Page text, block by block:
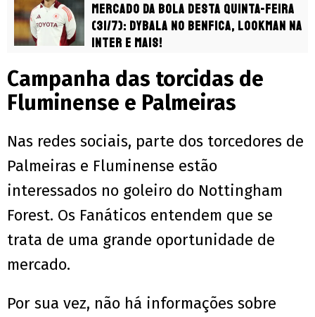
Mercado da Bola desta quinta-feira
(31/7): Dybala no Benfica, Lookman na
Inter e mais!
Campanha das torcidas de
Fluminense e Palmeiras
Nas redes sociais, parte dos torcedores de
Palmeiras e Fluminense estão
interessados no goleiro do Nottingham
Forest. Os Fanáticos entendem que se
trata de uma grande oportunidade de
mercado.
Por sua vez, não há informações sobre